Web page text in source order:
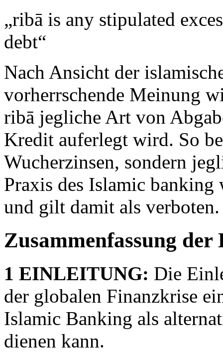
„ribā is any stipulated
debt“
Nach Ansicht der
vorherrschende Meinung
ribā jegliche Art von
Kredit auferlegt wird. So
Wucherzinsen, sondern
Praxis des Islamic
und gilt damit als verboten.
Zusammenfassung der
1 EINLEITUNG: Die
der globalen Finanzkrise
Islamic Banking als
dienen kann.